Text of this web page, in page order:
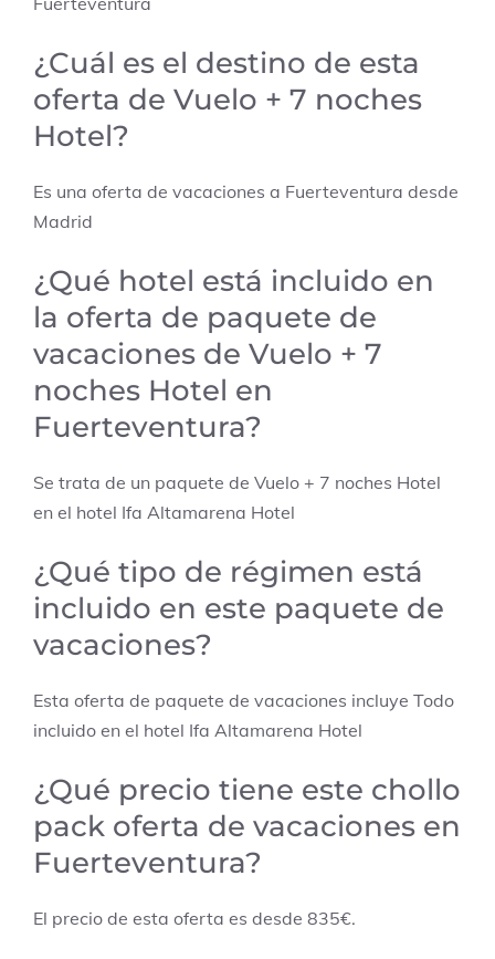
¿Cuál es el destino de esta
oferta de Vuelo + 7 noches
Hotel?
Es una oferta de vacaciones a Fuerteventura desde
Madrid
¿Qué hotel está incluido en
la oferta de paquete de
vacaciones de Vuelo + 7
noches Hotel en
Fuerteventura?
Se trata de un paquete de Vuelo + 7 noches Hotel
en el hotel Ifa Altamarena Hotel
¿Qué tipo de régimen está
incluido en este paquete de
vacaciones?
Esta oferta de paquete de vacaciones incluye Todo
incluido en el hotel Ifa Altamarena Hotel
¿Qué precio tiene este chollo
pack oferta de vacaciones en
Fuerteventura?
El precio de esta oferta es desde 835€.